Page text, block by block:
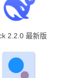
2.2.0 最新版